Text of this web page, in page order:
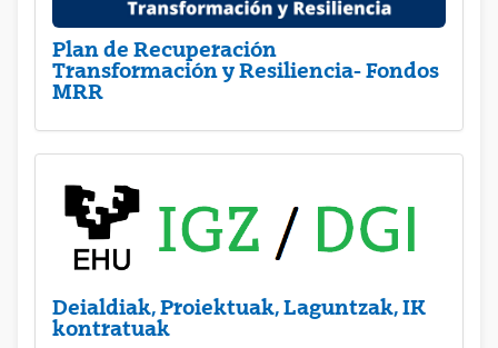
Plan de Recuperación
Transformación y Resiliencia- Fondos
MRR
Deialdiak, Proiektuak, Laguntzak, IK
kontratuak